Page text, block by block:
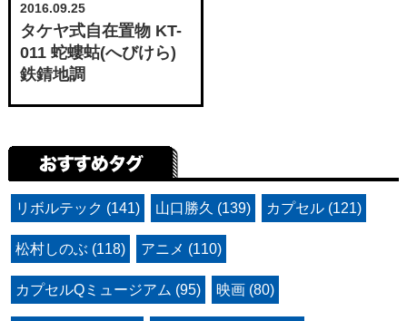
2016.09.25
タケヤ式自在置物 KT-
011 蛇螻蛄(へびけら)
鉄錆地調
リボルテック (141) 山口勝久 (139) カプセル (121)
松村しのぶ (118) アニメ (110)
カプセルQミュージアム (95) 映画 (80)